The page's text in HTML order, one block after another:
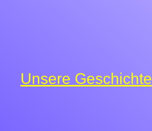
Unsere Geschichte